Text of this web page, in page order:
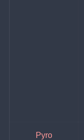
Pyro